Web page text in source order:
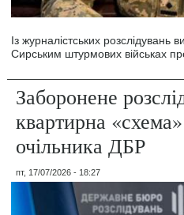
Із журналістських
Сирським штурмових військах
Заборонене
квартирна
очільника ДБР
пт, 17/07/2026 - 18:27